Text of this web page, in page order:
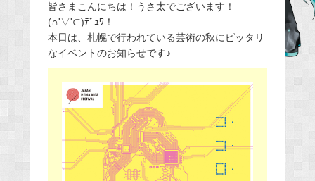
c
e
b
o
k
皆さまこんにちは！うさ太でございます！
(∩'▽'⊂)ﾃﾞｭﾜ！
本日は、札幌で行われている芸術の秋にピッタリ
なイベントのお知らせです♪